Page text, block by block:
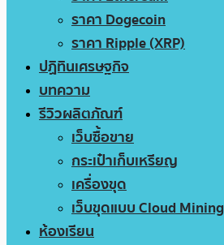
ราคา Dogecoin
ราคา Ripple (XRP)
ปฏิทินเศรษฐกิจ
บทความ
รีวิวผลิตภัณฑ์
เว็บซื้อขาย
กระเป๋าเก็บเหรียญ
เครื่องขุด
เว็บขุดแบบ Cloud Mining
ห้องเรียน